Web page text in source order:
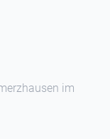
im